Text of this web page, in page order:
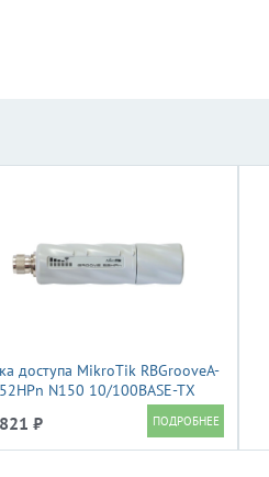
доступа MikroTik RBGrooveA-
52HPn N150 10/100BASE-TX
₽